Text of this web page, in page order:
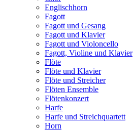
Englischhorn
Fagott
Fagott und Gesang
Fagott und Klavier
Fagott und Violoncello
Fagott, Violine und Klavier
Flöte
Flöte und Klavier
Flöte und Streicher
Flöten Ensemble
Flötenkonzert
Harfe
Harfe und Streichquartett
Horn